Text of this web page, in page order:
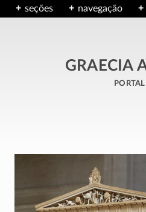
seções navegação
GRAECIA
portal